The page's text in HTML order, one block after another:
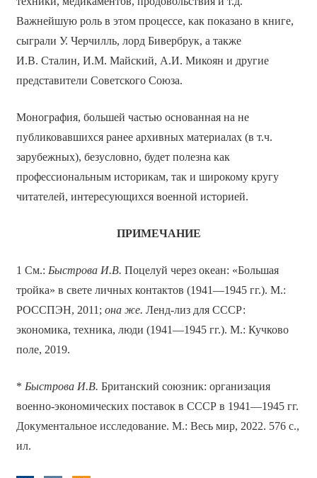
Важнейшую роль в этом процессе, как показано в книге,
сыграли У. Черчилль, лорд Бивербрук, а также
И.В. Сталин, И.М. Майский, А.И. Микоян и другие
представители Советского Союза.
Монография, большей частью основанная на не
публиковавшихся ранее архивных материалах (в т.ч.
зарубежных), безусловно, будет полезна как
профессиональным историкам, так и широкому кругу
читателей, интересующихся военной историей.
ПРИМЕЧАНИЕ
1 См.: Быстрова И.В. Поцелуй через океан: «Большая
тройка» в свете личных контактов (1941—1945 гг.). М.:
РОССПЭН, 2011; она же. Ленд-лиз для СССР:
экономика, техника, люди (1941—1945 гг.). М.: Кучково
поле, 2019.
* Быстрова И.В. Британский союзник: организация
военно-экономических поставок в СССР в 1941—1945 гг.
Документальное исследование. М.: Весь мир, 2022. 576 с.,
ил.